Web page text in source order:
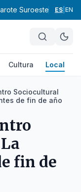
Suroeste ES EN
Cultura Local
Sociocultural
de fin de año
fin de